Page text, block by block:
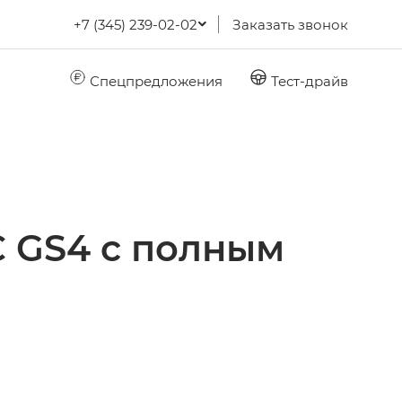
+7 (345) 239-02-02 Заказать звонок
Спецпредложения Тест-драйв
с полным